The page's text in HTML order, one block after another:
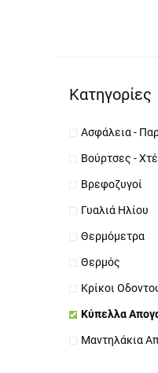
Κατηγορίες
Ασφάλεια -
Βούρτσες -
Βρεφοζυγοί
Γυαλιά Ηλίου
Θερμόμετρα
Θερμός
Κρίκοι
Κύπελλα
Μαντηλάκια